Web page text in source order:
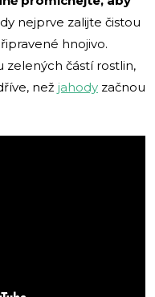
nejprve zalijte čistou
hnojivo.
částí rostlin,
než jahody začnou